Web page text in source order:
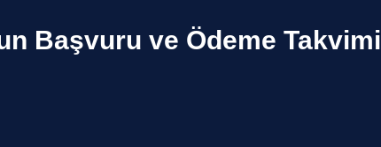
Başvuru ve Ödeme Takvimi